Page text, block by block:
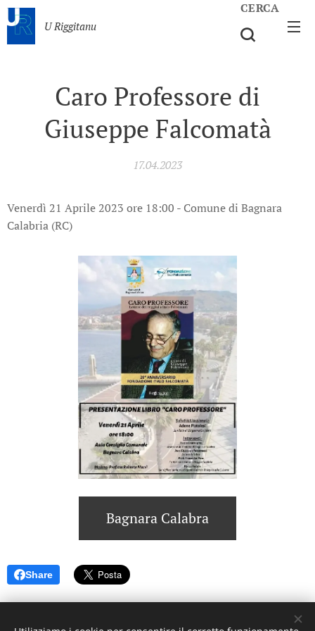
U Riggitanu
CERCA
Caro Professore di
Giuseppe Falcomatà
17.04.2023
Venerdì 21 Aprile 2023 ore 18:00 - Comune di Bagnara
Calabria (RC)
Bagnara Calabra
Share